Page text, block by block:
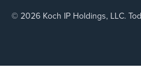
© 2026 Koch IP Holdings, LLC.